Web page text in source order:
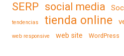
SERP social media
tendencias tienda online
web responsive web site WordPress